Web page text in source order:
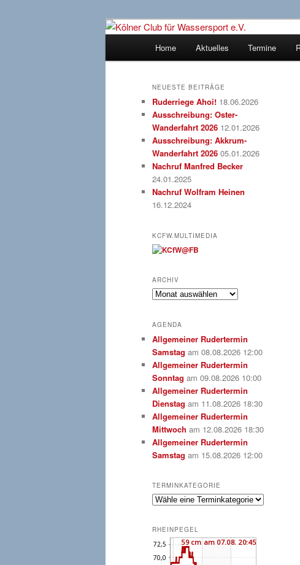
Kölner Club für
gegründet 1907
Home Aktuelles Termine
NEUESTE BEITRÄGE
Ruderriege Ahoi! 18.06.2026
Ausschreibung: Oster-
Wanderfahrt 2026 12.01.2026
Ausschreibung: Akkrum-
Wanderfahrt 2026 05.01.2026
Nachruf Manfred Becker
24.01.2025
Nachruf Wolfram Heinen
16.12.2024
KCFW.MULTIMEDIA
ARCHIV
Archiv
AGENDA
Allgemeiner Rudertermin
Samstag am 08.08.2026 12:00
Allgemeiner Rudertermin
Sonntag am 09.08.2026 10:00
Allgemeiner Rudertermin
Dienstag am 11.08.2026 18:30
Allgemeiner Rudertermin
Mittwoch am 12.08.2026 18:30
Allgemeiner Rudertermin
Samstag am 15.08.2026 12:00
TERMINKATEGORIE
RHEINPEGEL